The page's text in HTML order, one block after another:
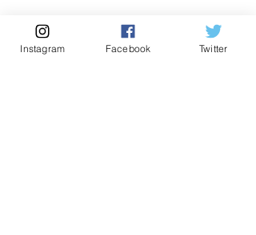
その他のお知らせ
Instagram Facebook Twitter